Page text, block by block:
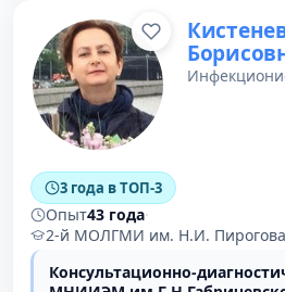
3 года в ТОП-3
Опыт43 года·
2-й МОЛГМИ им. Н.И.
Консультационно-